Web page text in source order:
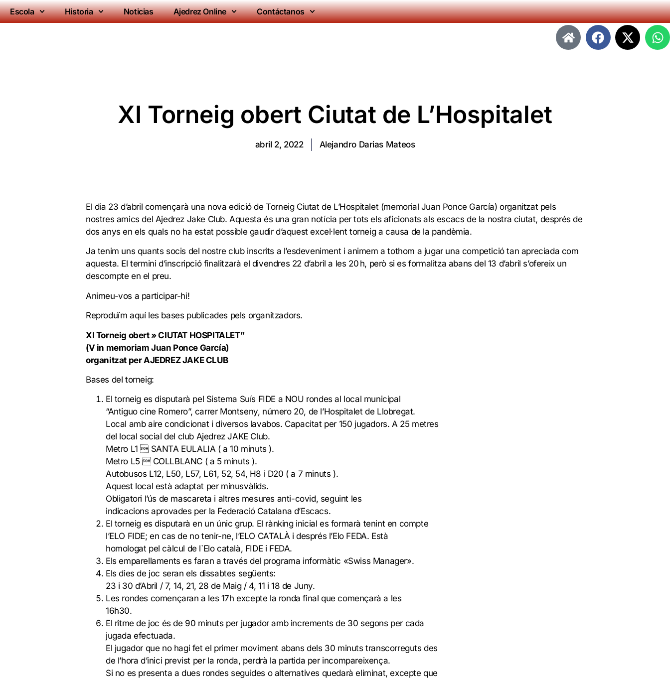
Escola Historia Noticias Ajedrez Online Contáctanos
XI Torneig obert Ciutat de L’Hospitalet
abril 2, 2022 Alejandro Darias Mateos
El dia 23 d’abril començarà una nova edició de Torneig Ciutat de L’Hospitalet (memorial Juan Ponce García) organitzat pels
nostres amics del Ajedrez Jake Club. Aquesta és una gran notícia per tots els aficionats als escacs de la nostra ciutat, després de
dos anys en els quals no ha estat possible gaudir d’aquest excel·lent torneig a causa de la pandèmia.
Ja tenim uns quants socis del nostre club inscrits a l’esdeveniment i animem a tothom a jugar una competició tan apreciada com
aquesta. El termini d’inscripció finalitzarà el divendres 22 d’abril a les 20 h, però si es formalitza abans del 13 d’abril s’ofereix un
descompte en el preu.
Animeu-vos a participar-hi!
Reproduïm aquí les bases publicades pels organitzadors.
XI Torneig obert » CIUTAT HOSPITALET”
(V in memoriam Juan Ponce García)
organitzat per AJEDREZ JAKE CLUB
Bases del torneig:
El torneig es disputarà pel Sistema Suís FIDE a NOU rondes al local municipal
“Antiguo cine Romero”, carrer Montseny, número 20, de l’Hospitalet de Llobregat.
Local amb aire condicionat i diversos lavabos. Capacitat per 150 jugadors. A 25 metres
del local social del club Ajedrez JAKE Club.
Metro L1  SANTA EULALIA ( a 10 minuts ).
Metro L5  COLLBLANC ( a 5 minuts ).
Autobusos L12, L50, L57, L61, 52, 54, H8 i D20 ( a 7 minuts ).
Aquest local està adaptat per minusvàlids.
Obligatori l’ús de mascareta i altres mesures anti-covid, seguint les
indicacions aprovades per la Federació Catalana d’Escacs.
El torneig es disputarà en un únic grup. El rànking inicial es formarà tenint en compte
l’ELO FIDE; en cas de no tenir-ne, l’ELO CATALÀ i després l’Elo FEDA. Està
homologat pel càlcul de l`Elo català, FIDE i FEDA.
Els emparellaments es faran a través del programa informàtic «Swiss Manager».
Els dies de joc seran els dissabtes següents:
23 i 30 d’Abril / 7, 14, 21, 28 de Maig / 4, 11 i 18 de Juny.
Les rondes començaran a les 17h excepte la ronda final que començarà a les
16h30.
El ritme de joc és de 90 minuts per jugador amb increments de 30 segons per cada
jugada efectuada.
El jugador que no hagi fet el primer moviment abans dels 30 minuts transcorreguts des
de l’hora d’inici previst per la ronda, perdrà la partida per incompareixença.
Si no es presenta a dues rondes seguides o alternatives quedarà eliminat, excepte que